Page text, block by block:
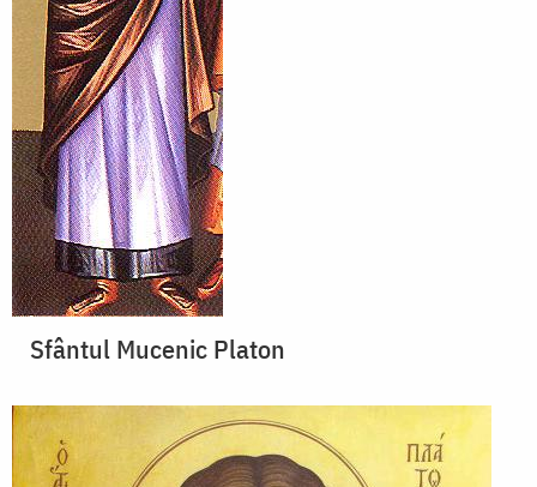
Sfântul Mucenic Platon